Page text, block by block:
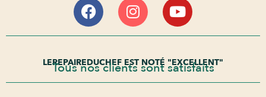
LEREPAIREDUCHEF EST NOTÉ "EXCELLENT"
Tous nos clients sont satisfaits